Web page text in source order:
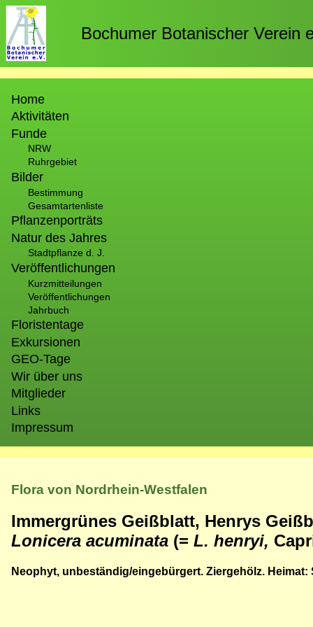
Direkt
zum
Inhalt
Bochumer Botanischer Verein
Home
Aktivitäten
Funde
NRW
Ruhrgebiet
Bilder
Bestimmung
Gesamtartenliste
Pflanzenporträts
Natur des Jahres
Stadtpflanze d. J.
Veröffentlichungen
Kurzmitteilungen
Veröffentlichungen
Jahrbuch
Floristentage
Exkursionen
GEO-Tage
Wir über uns
Mitglieder
Links
Impressum
Flora von Nordrhein-Westfalen
Immergrünes Geißblatt, Henrys
Lonicera acuminata (= L. henryi,
Neophyt, unbeständig/eingebürgert. Ziergehölz. Heimat: